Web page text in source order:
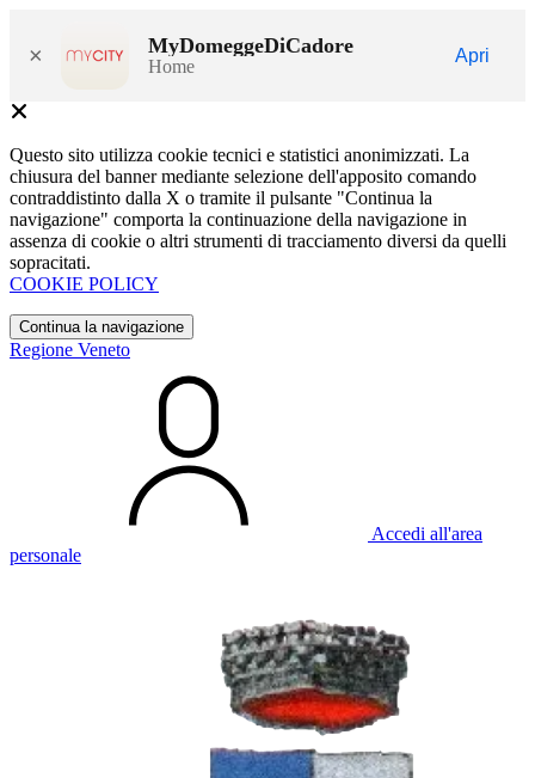
× MyDomeggeDiCadore
Home
Apri
Questo sito utilizza cookie tecnici e statistici anonimizzati. La
chiusura del banner mediante selezione dell'apposito comando
contraddistinto dalla X o tramite il pulsante "Continua la
navigazione" comporta la continuazione della navigazione in
assenza di cookie o altri strumenti di tracciamento diversi da quelli
sopracitati.
COOKIE POLICY
Continua la navigazione
Regione Veneto
Accedi all'area
personale